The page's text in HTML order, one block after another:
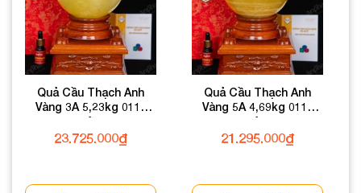
Quả Cầu Thạch Anh
Vàng 3A 5,23kg 011-
0913A-5,23
23.725.000₫
Quả Cầu Thạch Anh
Vàng 5A 4,69kg 011-
0915A-4,69
21.295.000₫